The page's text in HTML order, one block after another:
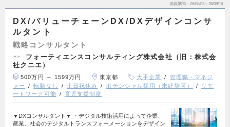
掲載期間 26/08/03～26/08/16
DX/バリューチェーンDX/DXデザインコンサ
ルタント
戦略コンサルタント
フォーティエンスコンサルティング株式会社（旧：株式会
社クニエ）
500万円 ～ 1599万円 東京都 大手企業
管理職・マネジ
ャー
転勤なし 土日祝休み ポテンシャル採用（未経験可）
リモ
ートワーク可能
育児支援制度
▼DXコンサルタント▼ ・デジタル技術活用によって企業、
産業、社会のデジタルトランスフォーメーションをデザイン